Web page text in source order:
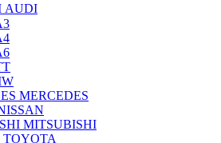
AUDI
MERCEDES
MITSUBISHI
TOYOTA